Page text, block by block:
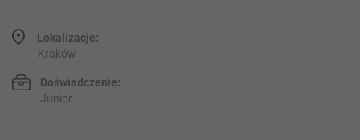
Lokalizacje:
Kraków
Doświadczenie:
Junior